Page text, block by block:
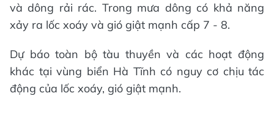
và dông rải rác. Trong mưa dông có khả năng
xảy ra lốc xoáy và gió giật mạnh cấp 7 - 8.
Dự báo toàn bộ tàu thuyền và các hoạt động
khác tại vùng biển Hà Tĩnh có nguy cơ chịu tác
động của lốc xoáy, gió giật mạnh.